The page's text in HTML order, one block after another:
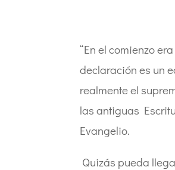
“En el comienzo
declaración es un
realmente el
las antiguas
Evangelio.
Quizás pueda